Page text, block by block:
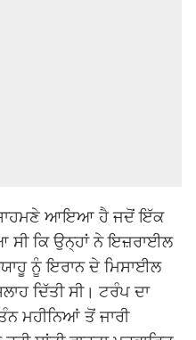
ਆਇਆ ਹੈ ਜਦੋਂ ਇੱਕ
ਸੀ ਕਿ ਉਨ੍ਹਾਂ ਨੇ ਇਜ਼ਰਾਈਲ
ਨੂੰ ਇਰਾਨ ਦੇ ਮਿਸਾਈਲ
ਦਿੱਤੀ ਸੀ। ਟਰੰਪ ਦਾ
ਮਹੀਨਿਆਂ ਤੋਂ ਜਾਰੀ